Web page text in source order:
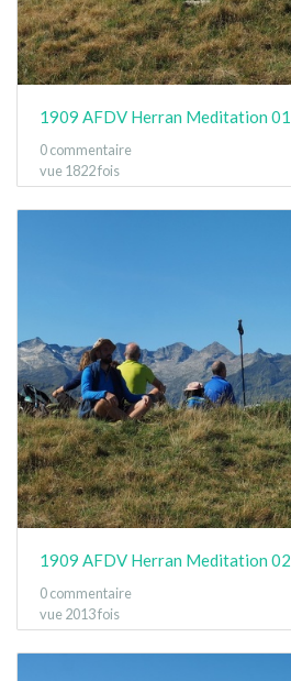
1909 AFDV Herran Meditation 01
0 commentaire
vue 1822 fois
1909 AFDV Herran Meditation 02
0 commentaire
vue 2013 fois